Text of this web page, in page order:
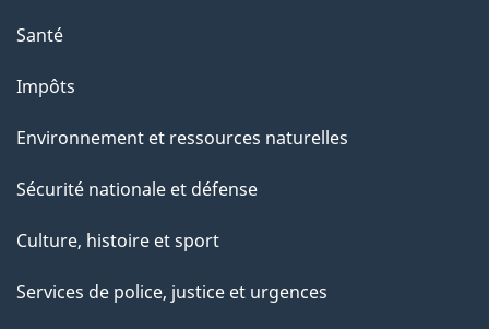
Santé
Impôts
Environnement et ressources naturelles
Sécurité nationale et défense
Culture, histoire et sport
Services de police, justice et urgences